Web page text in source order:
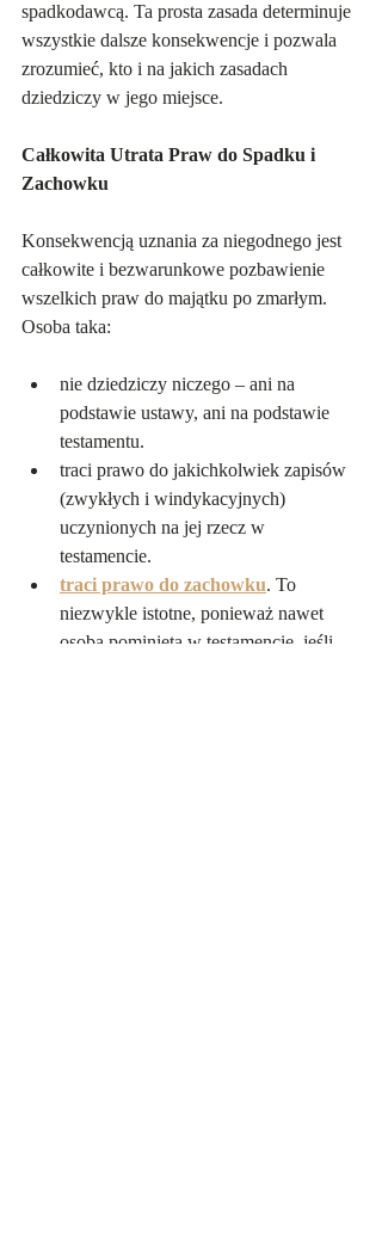
spadkodawcą. Ta prosta zasada determinuje
wszystkie dalsze konsekwencje i pozwala
zrozumieć, kto i na jakich zasadach
dziedziczy w jego miejsce.
Całkowita Utrata Praw do Spadku i
Zachowku
Konsekwencją uznania za niegodnego jest
całkowite i bezwarunkowe pozbawienie
wszelkich praw do majątku po zmarłym.
Osoba taka:
nie dziedziczy niczego – ani na
podstawie ustawy, ani na podstawie
testamentu.
traci prawo do jakichkolwiek zapisów
(zwykłych i windykacyjnych)
uczynionych na jej rzecz w
testamencie.
traci prawo do zachowku. To
niezwykle istotne, ponieważ nawet
osoba pominięta w testamencie, jeśli